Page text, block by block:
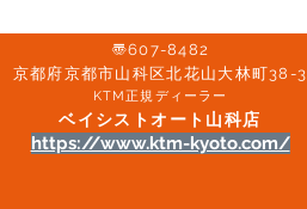
〠607-8482
京都府京都市山科区北花山大林町38-3​
KTM正規ディーラー
ベイシストオート山科店
https://www.ktm-kyoto.com/